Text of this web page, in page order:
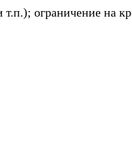
ограничение на